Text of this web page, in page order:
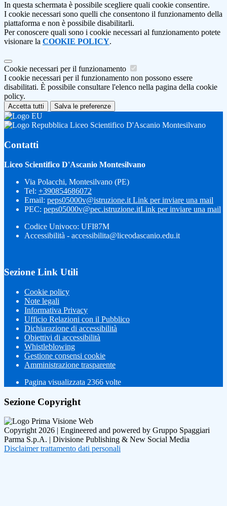
In questa schermata è possibile scegliere quali cookie consentire.
I cookie necessari sono quelli che consentono il funzionamento della
piattaforma e non è possibile disabilitarli.
Per conoscere quali sono i cookie necessari al funzionamento potete
visionare la COOKIE POLICY.
Cookie necessari per il funzionamento
I cookie necessari per il funzionamento non possono essere
disabilitati. È possibile consultare l'elenco nella pagina della cookie
policy.
Accetta tutti Salva le preferenze
Liceo Scientifico D'Ascanio Montesilvano
Contatti
Liceo Scientifico D'Ascanio Montesilvano
Via Polacchi, Montesilvano (PE)
Tel: +390854686072
Email: peps05000v@istruzione.it Link per inviare una mail
PEC: peps05000v@pec.istruzione.itLink per inviare una mail
Codice Univoco: UFI87M
Accessibilità - accessibilita@liceodascanio.edu.it
Sezione Link Utili
Cookie policy
Note legali
Informativa Privacy
Ufficio Relazioni con il Pubblico
Dichiarazione di accessibilità
Obiettivi di accessibilità
Whistleblowing
Gestione consensi cookie
Amministrazione trasparente
Pagina visualizzata 2366 volte
Sezione Copyright
Copyright 2026 | Engineered and powered by Gruppo Spaggiari
Parma S.p.A. | Divisione Publishing & New Social Media
Disclaimer trattamento dati personali